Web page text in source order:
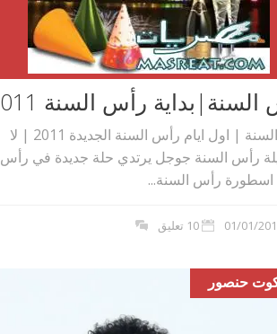
رأس السنة 2011
رأس السنة | اول ايام رأس السنة الجديدة 2011 | لا
رأس السنة جوجل يرتدي حلة جديدة في رأس
اسطورة رأس السنة...
01/01/ 10 تعليق
حنصور